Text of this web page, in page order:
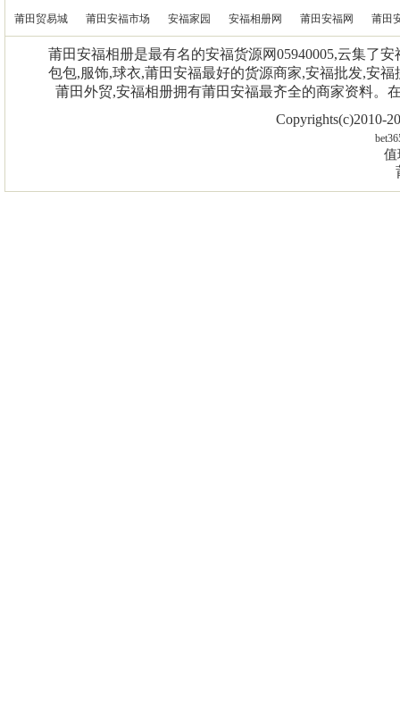
莆田贸易城 莆田安福市场 安福家园 安福相册网 莆田安福网 莆田
莆田安福相册是最有名的安福货源网05940005,云集了
包包,服饰,球衣,莆田安福最好的货源商家,安福批发,安
莆田外贸,安福相册拥有莆田安福最齐全的商家资料。
Copyrights(c)2010-
值